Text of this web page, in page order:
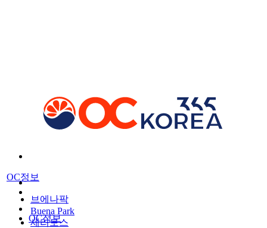
OC정보
OC정보
브에나팍
Buena Park
세리토스